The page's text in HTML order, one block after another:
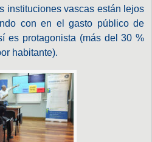
instituciones vascas están lejos
con en el gasto público de
es protagonista (más del 30 %
habitante).